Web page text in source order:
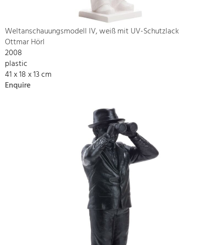
Weltanschauungsmodell IV, weiß mit UV-Schutzlack
Ottmar Hörl
2008
plastic
41 x 18 x 13 cm
Enquire